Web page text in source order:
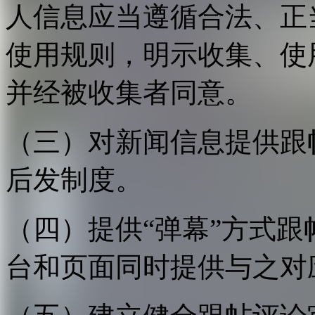
人信息应当遵循合法、
使用规则，明示收集、
并经被收集者同意。
（三）对新闻信息提供
后发制度。
（四）提供“弹幕”方式
台和页面同时提供与之